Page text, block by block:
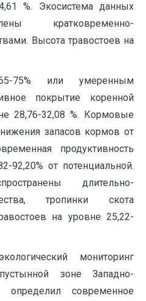
%. Экосистема данных
кратковременно-
Высота травостоев на
75% или умеренным
покрытие коренной
28,76-32,08 %. Кормовые
запасов кормов от
продуктивность
92,20% от потенциальной.
длительно-
тропинки скота
на уровне 25,22-
мониторинг
зоне Западно-
определил современное